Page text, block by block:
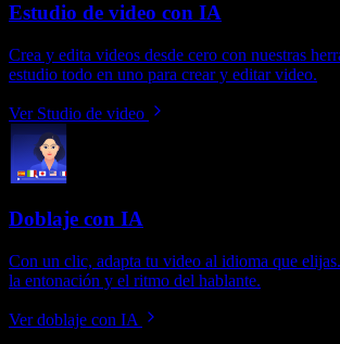
Estudio de video con IA
Crea y edita videos desde cero con nuestras
estudio todo en uno para crear y editar video.
Ver Studio de video
Doblaje con IA
Con un clic, adapta tu video al idioma que
la entonación y el ritmo del hablante.
Ver doblaje con IA